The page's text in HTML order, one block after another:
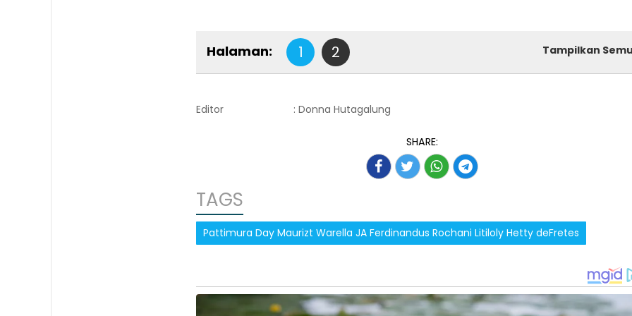
Halaman: 1 2 Tampilkan
Editor : Donna Hutagalung
SHARE:
TAGS
Pattimura Day Maurizt Warella JA Ferdinandus Rochani Litiloly Hetty deFretes